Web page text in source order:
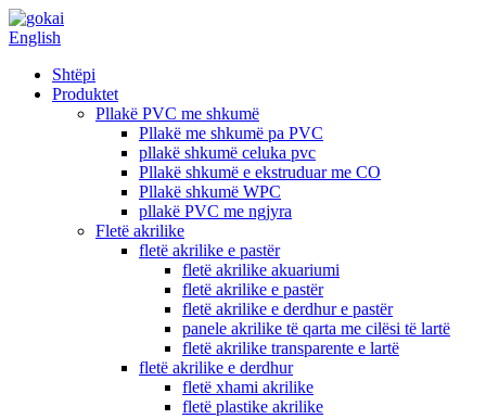
English
Shtëpi
Produktet
Pllakë PVC me shkumë
Pllakë me shkumë pa PVC
pllakë shkumë celuka pvc
Pllakë shkumë e ekstruduar me CO
Pllakë shkumë WPC
pllakë PVC me ngjyra
Fletë akrilike
fletë akrilike e pastër
fletë akrilike akuariumi
fletë akrilike e pastër
fletë akrilike e derdhur e pastër
panele akrilike të qarta me cilësi të lartë
fletë akrilike transparente e lartë
fletë akrilike e derdhur
fletë xhami akrilike
fletë plastike akrilike